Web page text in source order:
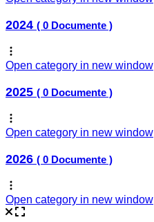
2024 ( 0 Documente )
Open category in new window
2025 ( 0 Documente )
Open category in new window
2026 ( 0 Documente )
Open category in new window